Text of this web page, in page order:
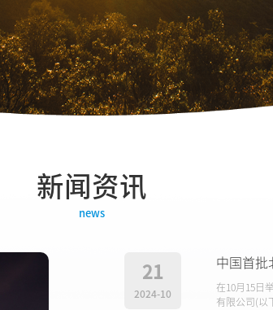
新闻资讯
news
21
2024-10
中国首批
在10月15日
有限公司(